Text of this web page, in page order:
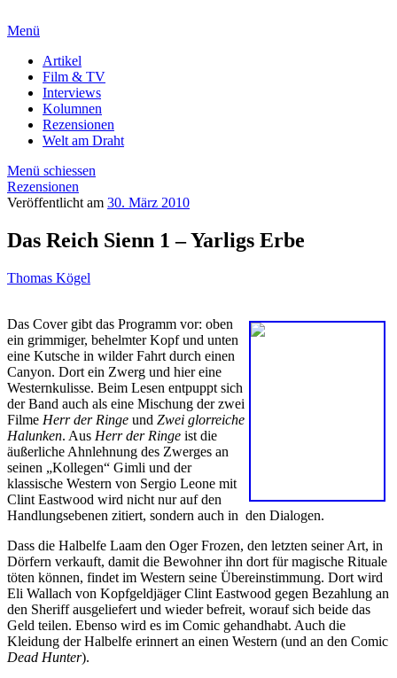
Menü
Artikel
Film & TV
Interviews
Kolumnen
Rezensionen
Welt am Draht
Menü schiessen
Rezensionen
Veröffentlicht am 30. März 2010
Das Reich Sienn 1 – Yarligs Erbe
Thomas Kögel
Das Cover gibt das Programm vor: oben
ein grimmiger, behelmter Kopf und unten
eine Kutsche in wilder Fahrt durch einen
Canyon. Dort ein Zwerg und hier eine
Westernkulisse. Beim Lesen entpuppt sich
der Band auch als eine Mischung der zwei
Filme Herr der Ringe und Zwei glorreiche
Halunken. Aus Herr der Ringe ist die
äußerliche Ahnlehnung des Zwerges an
seinen „Kollegen“ Gimli und der
klassische Western von Sergio Leone mit
Clint Eastwood wird nicht nur auf den
Handlungsebenen zitiert, sondern auch in den Dialogen.
Dass die Halbelfe Laam den Oger Frozen, den letzten seiner Art, in
Dörfern verkauft, damit die Bewohner ihn dort für magische Rituale
töten können, findet im Western seine Übereinstimmung. Dort wird
Eli Wallach von Kopfgeldjäger Clint Eastwood gegen Bezahlung an
den Sheriff ausgeliefert und wieder befreit, worauf sich beide das
Geld teilen. Ebenso wird es im Comic gehandhabt. Auch die
Kleidung der Halbelfe erinnert an einen Western (und an den Comic
Dead Hunter).